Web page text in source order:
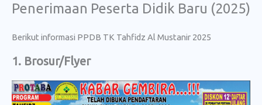
Skip
content
Penerimaan Peserta Didik Baru (2025)
Berikut informasi PPDB TK Tahfidz Al Mustanir 2025
1. Brosur/Flyer